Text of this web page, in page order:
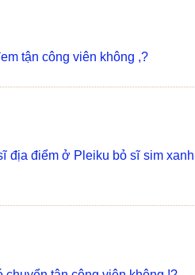
tận công viên không ,?
địa điểm ở Pleiku bỏ sĩ sim xanh